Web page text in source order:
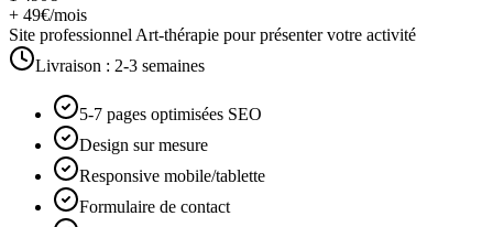
+ 49€/mois
Site professionnel Art-thérapie pour présenter votre activité
Livraison : 2-3 semaines
5-7 pages optimisées SEO
Design sur mesure
Responsive mobile/tablette
Formulaire de contact